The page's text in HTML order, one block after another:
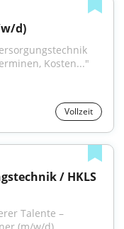
w/d)
Kosten..."
Vollzeit
/ HKLS
Talente –